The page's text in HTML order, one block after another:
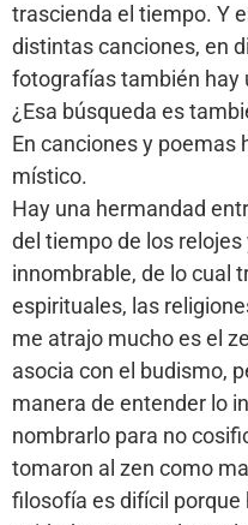
trascienda el tiempo. Y
distintas canciones, en
fotografías también hay
¿Esa búsqueda es
En canciones y poemas
místico.
Hay una hermandad
del tiempo de los
innombrable, de lo cual
espirituales, las
me atrajo mucho es el
asocia con el budismo,
manera de entender lo
nombrarlo para no
tomaron al zen como
filosofía es difícil porque